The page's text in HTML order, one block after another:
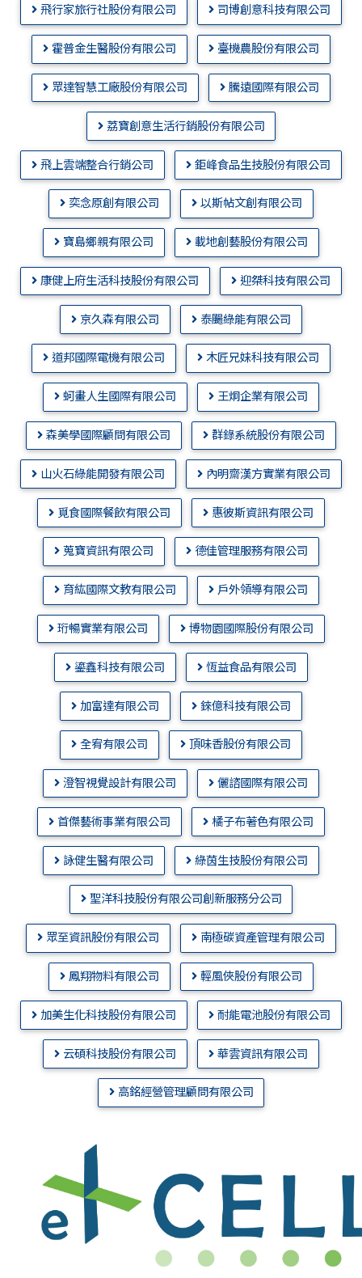
飛行家旅行社股份有限公司 司博創意科技有限公司
霍普金生醫股份有限公司 臺機農股份有限公司
眾達智慧工廠股份有限公司 騰遠國際有限公司
荔寶創意生活行銷股份有限公司
飛上雲端整合行銷公司 鉅峰食品生技股份有限公司
奕念原創有限公司 以斯帖文創有限公司
寶島鄉親有限公司 載地創藝股份有限公司
康健上府生活科技股份有限公司 迎桀科技有限公司
京久森有限公司 泰颺綠能有限公司
道邦國際電機有限公司 木匠兄妹科技有限公司
蚵畫人生國際有限公司 王炯企業有限公司
森美學國際顧問有限公司 群錄系統股份有限公司
山火石綠能開發有限公司 內明齋漢方實業有限公司
覓食國際餐飲有限公司 惠彼斯資訊有限公司
蒐寶資訊有限公司 德佳管理服務有限公司
育紘國際文教有限公司 戶外領導有限公司
珩暢實業有限公司 博物園國際股份有限公司
鎏鑫科技有限公司 恆益食品有限公司
加富達有限公司 錸億科技有限公司
全宥有限公司 頂味香股份有限公司
澄智視覺設計有限公司 儷諮國際有限公司
首傑藝術事業有限公司 橘子布著色有限公司
詠健生醫有限公司 綠茵生技股份有限公司
聖洋科技股份有限公司創新服務分公司
眾至資訊股份有限公司 南極碳資產管理有限公司
鳳翔物料有限公司 輕風俠股份有限公司
加美生化科技股份有限公司 耐能電池股份有限公司
云碩科技股份有限公司 華雲資訊有限公司
高銘經營管理顧問有限公司